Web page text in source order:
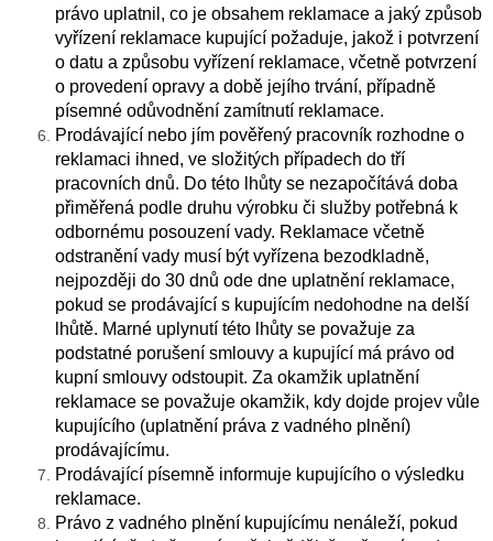
právo uplatnil, co je obsahem reklamace a jaký způsob
vyřízení reklamace kupující požaduje, jakož i potvrzení
o datu a způsobu vyřízení reklamace, včetně potvrzení
o provedení opravy a době jejího trvání, případně
písemné odůvodnění zamítnutí reklamace.
Prodávající nebo jím pověřený pracovník rozhodne o
reklamaci ihned, ve složitých případech do tří
pracovních dnů. Do této lhůty se nezapočítává doba
přiměřená podle druhu výrobku či služby potřebná k
odbornému posouzení vady. Reklamace včetně
odstranění vady musí být vyřízena bezodkladně,
nejpozději do 30 dnů ode dne uplatnění reklamace,
pokud se prodávající s kupujícím nedohodne na delší
lhůtě. Marné uplynutí této lhůty se považuje za
podstatné porušení smlouvy a kupující má právo od
kupní smlouvy odstoupit. Za okamžik uplatnění
reklamace se považuje okamžik, kdy dojde projev vůle
kupujícího (uplatnění práva z vadného plnění)
prodávajícímu.
Prodávající písemně informuje kupujícího o výsledku
reklamace.
Právo z vadného plnění kupujícímu nenáleží, pokud